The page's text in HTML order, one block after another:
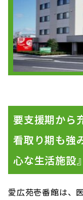
要支援期から
看取り期も強
心な生活施設
愛広苑壱番館は、